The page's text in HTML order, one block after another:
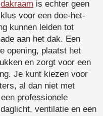
dakraam is echter geen
klus voor een doe-het-
kunnen leiden tot
aan het dak. Een
opening, plaatst het
en zorgt voor een
Je kunt kiezen voor
al dan niet met
professionele
ventilatie en een